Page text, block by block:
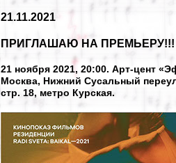
21.11.2021
ПРИГЛАШАЮ НА ПРЕМЬЕРУ!!!
21 ноября 2021, 20:00. Арт-цент
Москва, Нижний Сусальный
стр. 18, метро Курская.